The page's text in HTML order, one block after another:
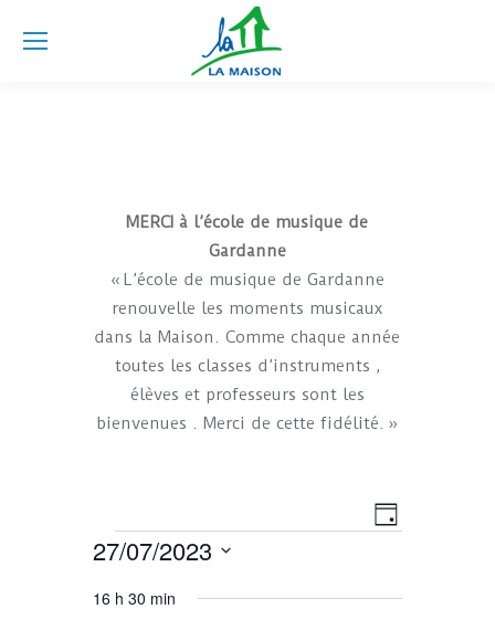
MERCI à l’école de musique de
Gardanne
« L’école de musique de Gardanne
renouvelle les moments musicaux
dans la Maison. Comme chaque année
toutes les classes d’instruments ,
élèves et professeurs sont les
bienvenues . Merci de cette fidélité. »
Navigation
Jour
Évènements
27/07/2023
une
16 h 30 min